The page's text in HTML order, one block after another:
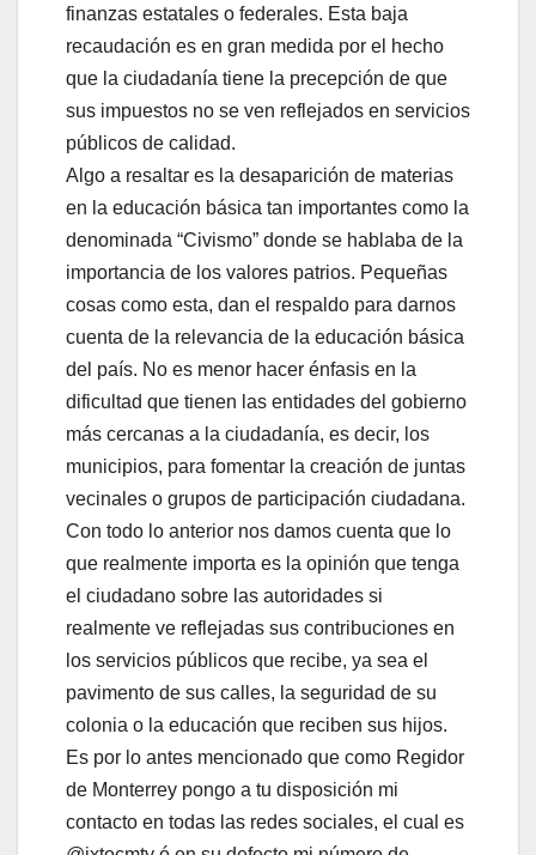
finanzas estatales o federales. Esta baja
recaudación es en gran medida por el hecho
que la ciudadanía tiene la precepción de que
sus impuestos no se ven reflejados en servicios
públicos de calidad.
Algo a resaltar es la desaparición de materias
en la educación básica tan importantes como la
denominada “Civismo” donde se hablaba de la
importancia de los valores patrios. Pequeñas
cosas como esta, dan el respaldo para darnos
cuenta de la relevancia de la educación básica
del país. No es menor hacer énfasis en la
dificultad que tienen las entidades del gobierno
más cercanas a la ciudadanía, es decir, los
municipios, para fomentar la creación de juntas
vecinales o grupos de participación ciudadana.
Con todo lo anterior nos damos cuenta que lo
que realmente importa es la opinión que tenga
el ciudadano sobre las autoridades si
realmente ve reflejadas sus contribuciones en
los servicios públicos que recibe, ya sea el
pavimento de sus calles, la seguridad de su
colonia o la educación que reciben sus hijos.
Es por lo antes mencionado que como Regidor
de Monterrey pongo a tu disposición mi
contacto en todas las redes sociales, el cual es